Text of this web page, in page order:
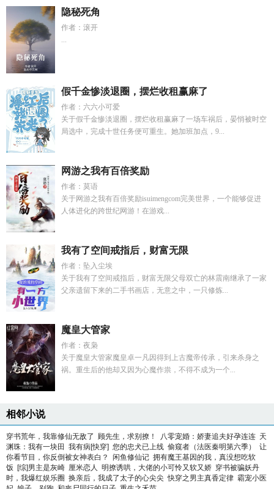
隐秘死角
作者：滚开
...
假千金惨淡退圈，摆烂收租赢麻了
作者：六六小可爱
关于假千金惨淡退圈，摆烂收租赢麻了一场车祸后，晏悄被时空
局选中，完成十世任务便可重生。她加班加点，9...
网游之我有百倍奖励
作者：莫语
关于网游之我有百倍奖励isuimengcom完美世界，一个能够促进
人体进化的跨世纪网游！在游戏...
我有了空间戒指后，财富无限
作者：坠入尘埃
关于我有了空间戒指后，财富无限父母双亡的林震南继承了一家
父亲遗留下来的二手书画店，无意之中，一只修炼...
魔皇大管家
作者：夜枭
关于魔皇大管家魔皇卓一凡因得到上古魔帝传承，引来杀身之
祸。重生后的他却又因为心魔作祟，不得不成为一个...
相邻小说
穿书荒年，我靠修仙无敌了 顾先生，求别撩！ 八零宠婚：娇妻追夫好孕连连 天
渊珠：我有一块田 我有病[快穿] 您的忠犬已上线 偷窥者（法医秦明第六季）
让
你看节目，你反倒被女神表白？
闲鱼修仙记 拥有魔王基因的我，真没想吃软
饭
[综]男主是灰崎 厘米恋人 明撩诱哄，大佬的小可怜又软又娇 穿书被骗妖丹
时，我爆红娱乐圈 换亲后，我成了太子的心尖尖 快穿之男主真香定律 霸宠小医